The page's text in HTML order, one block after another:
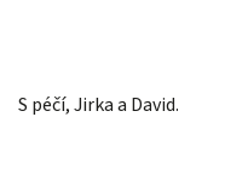
S péčí, Jirka a David.